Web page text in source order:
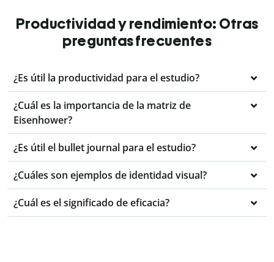
Productividad y rendimiento: Otras
preguntas frecuentes
¿Es útil la productividad para el estudio?
¿Cuál es la importancia de la matriz de
Eisenhower?
¿Es útil el bullet journal para el estudio?
¿Cuáles son ejemplos de identidad visual?
¿Cuál es el significado de eficacia?